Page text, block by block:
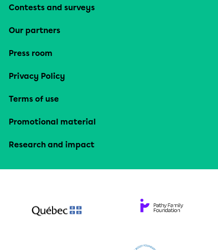
Contests and surveys
Our partners
Press room
Privacy Policy
Terms of use
Promotional material
Research and impact